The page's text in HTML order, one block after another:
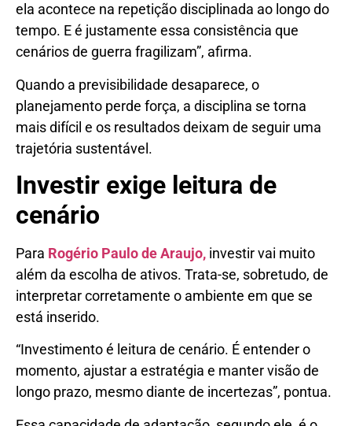
ela acontece na repetição disciplinada ao longo do
tempo. E é justamente essa consistência que
cenários de guerra fragilizam”, afirma.
Quando a previsibilidade desaparece, o
planejamento perde força, a disciplina se torna
mais difícil e os resultados deixam de seguir uma
trajetória sustentável.
Investir exige leitura de
cenário
Para Rogério Paulo de Araujo, investir vai muito
além da escolha de ativos. Trata-se, sobretudo, de
interpretar corretamente o ambiente em que se
está inserido.
“Investimento é leitura de cenário. É entender o
momento, ajustar a estratégia e manter visão de
longo prazo, mesmo diante de incertezas”, pontua.